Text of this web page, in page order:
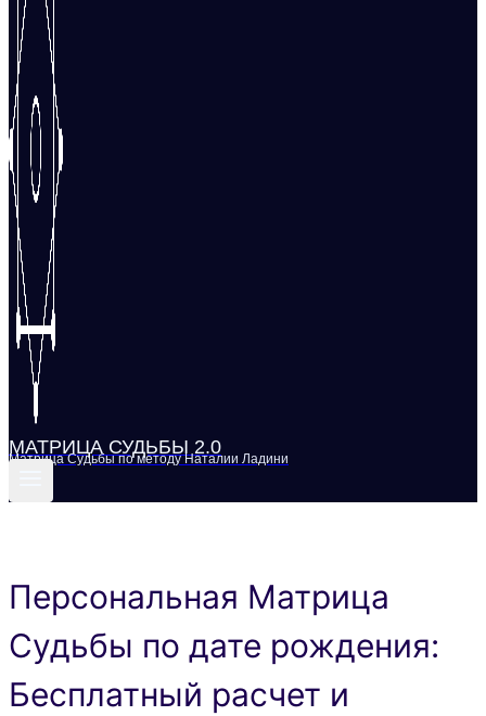
МАТРИЦА СУДЬБЫ 2.0
Матрица Судьбы по методу Наталии Ладини
Персональная Матрица
Судьбы по дате рождения:
Бесплатный расчет и